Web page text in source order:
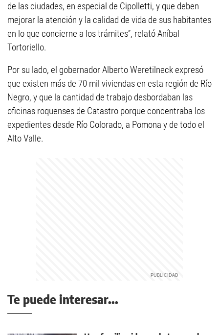
de las ciudades, en especial de Cipolletti, y que deben
mejorar la atención y la calidad de vida de sus habitantes
en lo que concierne a los trámites”, relató Aníbal
Tortoriello.
Por su lado, el gobernador Alberto Weretilneck expresó
que existen más de 70 mil viviendas en esta región de Río
Negro, y que la cantidad de trabajo desbordaban las
oficinas roquenses de Catastro porque concentraba los
expedientes desde Río Colorado, a Pomona y de todo el
Alto Valle.
Te puede interesar...